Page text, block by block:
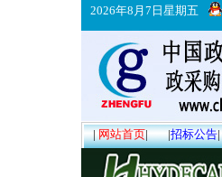
2026年8月7日星期五
|网站首页| |招标公告|